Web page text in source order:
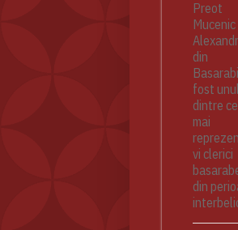
Preot
Mucenic
din
fost unul
dintre
mai
vi clerici
din